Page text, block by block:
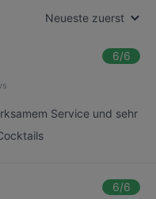
Neueste zuerst
6/6
Service und sehr
6/6